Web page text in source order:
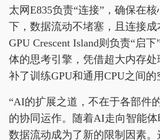
太网E835负责“连接”，确保在
下，数据流动不堵塞，且连接成
GPU Crescent Island则负责“启
体的思考引擎，凭借超大内存
补了训练GPU和通用CPU之间的
“AI的扩展之道，不在于各部件
的协同运作。随着AI走向智能
数据流动成为了新的限制因素